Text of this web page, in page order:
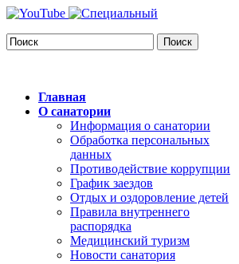
Поиск
Главная
О санатории
Информация о санатории
Обработка персональных
данных
Противодействие коррупции
График заездов
Отдых и оздоровление детей
Правила внутреннего
распорядка
Медицинский туризм
Новости санатория